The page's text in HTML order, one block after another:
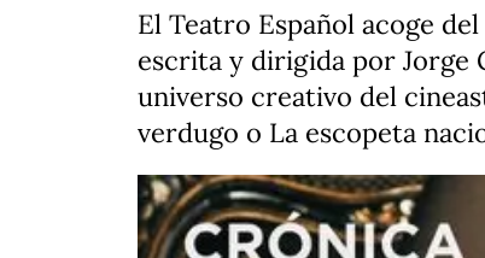
El Teatro Español acoge
escrita y dirigida por Jorge
universo creativo del
verdugo o La escopeta